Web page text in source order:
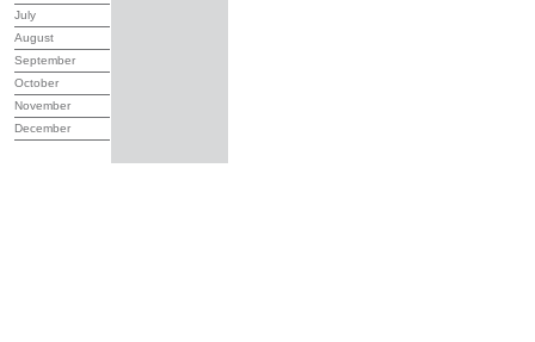
July
August
September
October
November
December